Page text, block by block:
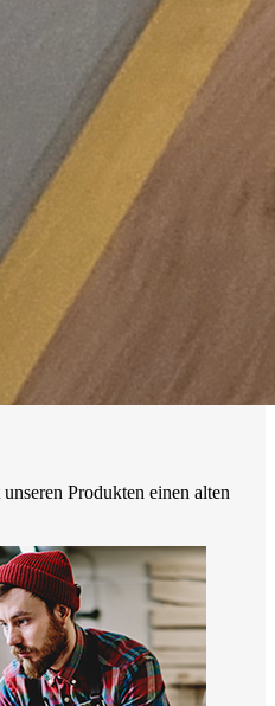
Produkten einen alten